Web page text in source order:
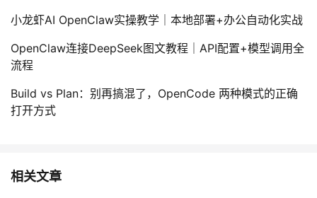
小龙虾AI OpenClaw实操教学｜本地部署+办公自动化实战
OpenClaw连接DeepSeek图文教程｜API配置+模型调用全
流程
Build vs Plan：别再搞混了，OpenCode 两种模式的正确
打开方式
相关文章